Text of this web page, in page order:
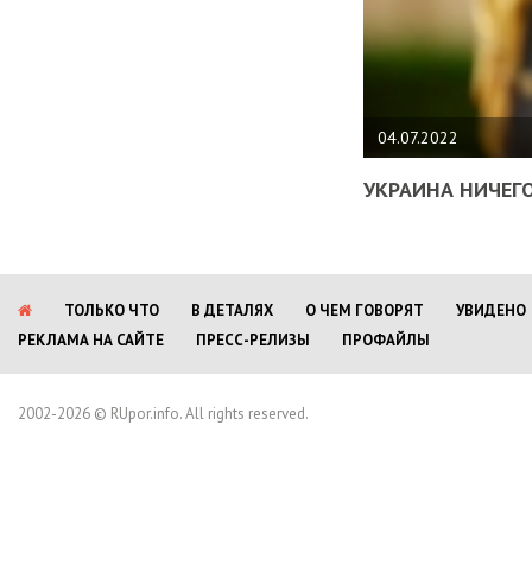
04.07.2022
УКРАИНА
ТОЛЬКО ЧТО В ДЕТАЛЯХ О ЧЕМ ГОВОРЯТ
УВИДЕНО
РЕКЛАМА НА САЙТЕ
ПРЕСС-РЕЛИЗЫ ПРОФАЙЛЫ
2002-2026 © RUpor.info. All rights reserved.